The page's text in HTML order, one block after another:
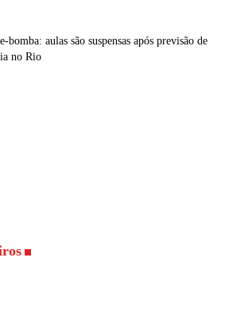
bomba: aulas são suspensas após previsão de
no Rio